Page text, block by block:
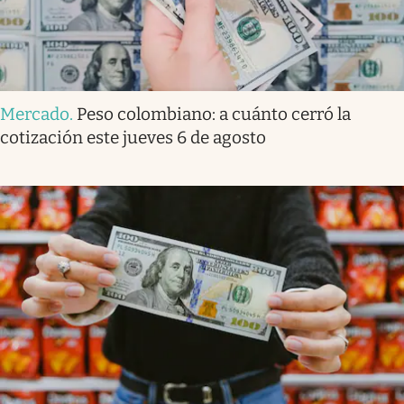
Mercado. Peso colombiano: a cuánto cerró la
cotización este jueves 6 de agosto